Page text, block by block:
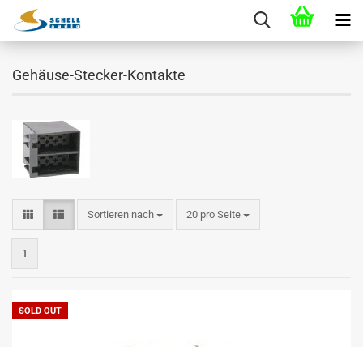
Gehäuse-Stecker-Kontakte
Sortieren nach 20 pro Seite
1
SOLD OUT